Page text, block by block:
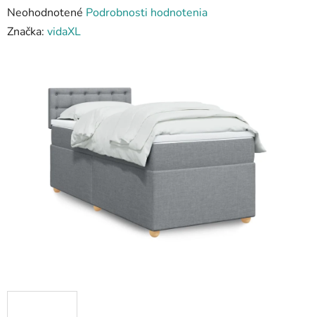
Priemerné
hodnotenie
hviezdičiek.
Neohodnotené Podrobnosti hodnotenia
Značka: vidaXL